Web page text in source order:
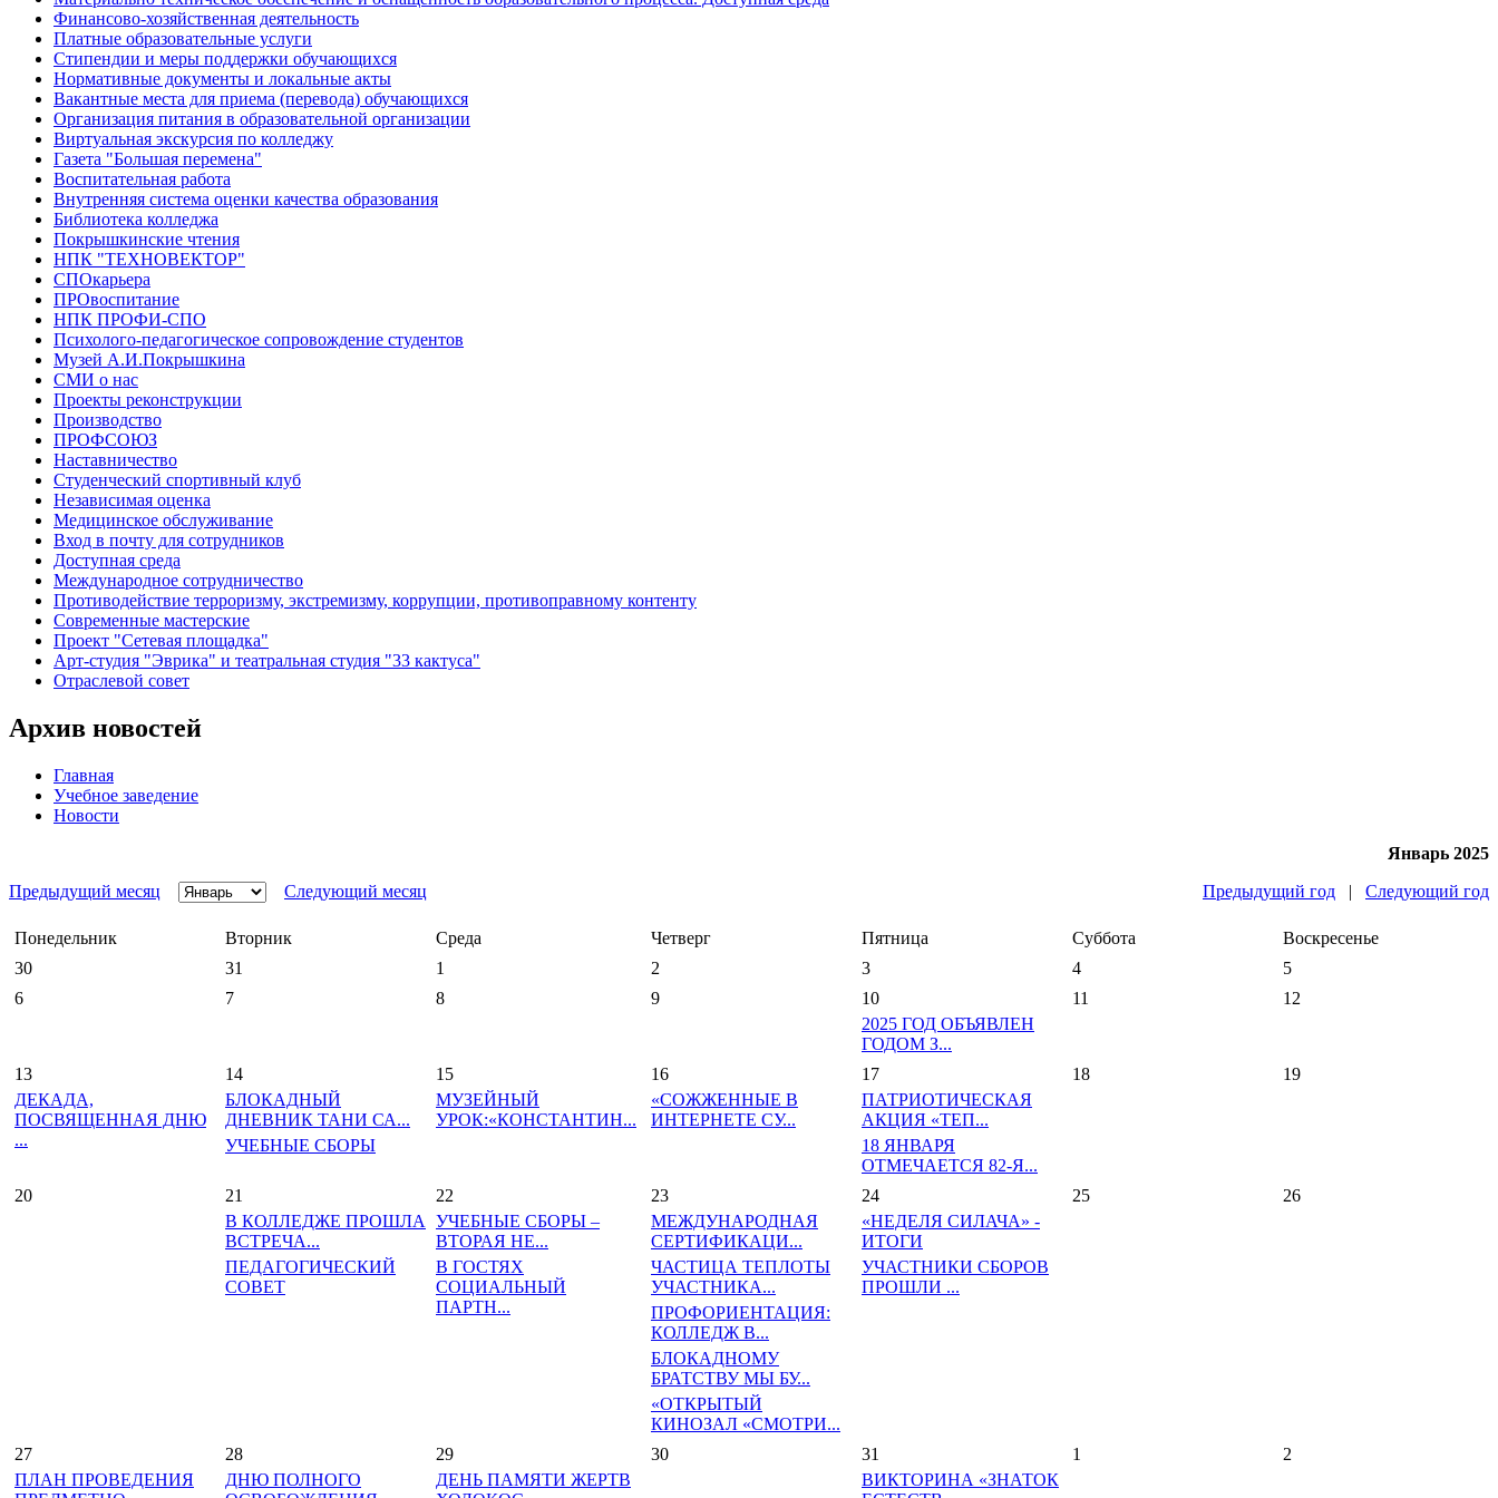
Финансово-хозяйственная деятельность
Платные образовательные услуги
Стипендии и меры поддержки обучающихся
Нормативные документы и локальные акты
Вакантные места для приема (перевода) обучающихся
Организация питания в образовательной организации
Виртуальная экскурсия по колледжу
Газета "Большая перемена"
Воспитательная работа
Внутренняя система оценки качества образования
Библиотека колледжа
Покрышкинские чтения
НПК "ТЕХНОВЕКТОР"
СПОкарьера
ПРОвоспитание
НПК ПРОФИ-СПО
Психолого-педагогическое сопровождение студентов
Музей А.И.Покрышкина
СМИ о нас
Проекты реконструкции
Производство
ПРОФСОЮЗ
Наставничество
Студенческий спортивный клуб
Независимая оценка
Медицинское обслуживание
Вход в почту для сотрудников
Доступная среда
Международное сотрудничество
Противодействие терроризму, экстремизму, коррупции, противоправному контенту
Современные мастерские
Проект "Сетевая площадка"
Арт-студия "Эврика" и театральная студия "33 кактуса"
Отраслевой совет
Архив новостей
Главная
Учебное заведение
Новости
Январь 2025
Предыдущий месяц
Следующий месяц Предыдущий год | Следующий год
Понедельник Вторник Среда Четверг Пятница Суббота
Воскресенье
30
31 1 2 3 4
5
6
7 8 9
10
2025 ГОД ОБЪЯВЛЕН
ГОДОМ З...
11 12
13
ДЕКАДА,
ПОСВЯЩЕННАЯ ДНЮ
...
14
БЛОКАДНЫЙ
ДНЕВНИК ТАНИ СА...
УЧЕБНЫЕ СБОРЫ
15
МУЗЕЙНЫЙ
УРОК:«КОНСТАНТИН...
16
«СОЖЖЕННЫЕ В
ИНТЕРНЕТЕ СУ...
17
ПАТРИОТИЧЕСКАЯ
АКЦИЯ «ТЕП...
18 ЯНВАРЯ
ОТМЕЧАЕТСЯ 82-Я...
18 19
20
21
В КОЛЛЕДЖЕ ПРОШЛА
ВСТРЕЧА...
ПЕДАГОГИЧЕСКИЙ
СОВЕТ
22
УЧЕБНЫЕ СБОРЫ –
ВТОРАЯ НЕ...
В ГОСТЯХ
СОЦИАЛЬНЫЙ
ПАРТН...
23
МЕЖДУНАРОДНАЯ
СЕРТИФИКАЦИ...
ЧАСТИЦА ТЕПЛОТЫ
УЧАСТНИКА...
ПРОФОРИЕНТАЦИЯ:
КОЛЛЕДЖ В...
БЛОКАДНОМУ
БРАТСТВУ МЫ БУ...
«ОТКРЫТЫЙ
КИНОЗАЛ «СМОТРИ...
24
«НЕДЕЛЯ СИЛАЧА» -
ИТОГИ
УЧАСТНИКИ СБОРОВ
ПРОШЛИ ...
25 26
27
ПЛАН ПРОВЕДЕНИЯ
28
ДНЮ ПОЛНОГО
29
ДЕНЬ ПАМЯТИ ЖЕРТВ
30
31
ВИКТОРИНА «ЗНАТОК
1 2